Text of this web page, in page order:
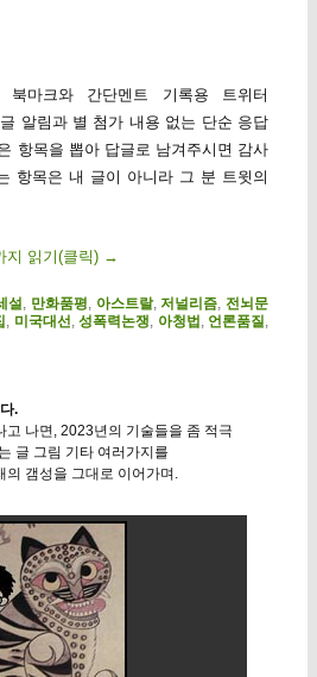
마크와 간단멘트 기록용 트위터
알림과 별 첨가 내용 없는 단순 응답
항목을 뽑아 답글로 남겨주시면 감사
항목은 내 글이 아니라 그 분 트윗의
지 읽기(클릭) →
설 만화품평 아스트랄,저널리즘 전뇌문
미국대선 ,성폭력논쟁 아청법 언론품질
.
고 나면, 2023년의 기술들을 좀 적극
글 그림 기타 여러가지를
의 갬성을 그대로 이어가며.